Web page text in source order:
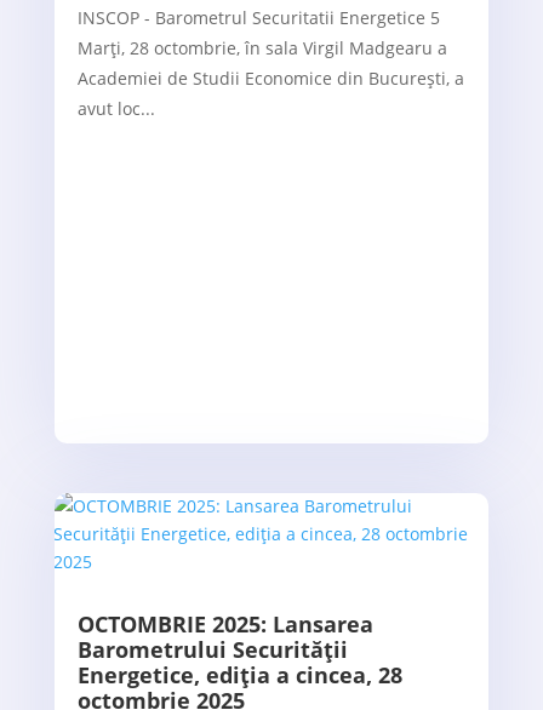
INSCOP - Barometrul Securitatii Energetice 5
Marți, 28 octombrie, în sala Virgil Madgearu a
Academiei de Studii Economice din București, a
avut loc...
OCTOMBRIE 2025: Lansarea
Barometrului Securității
Energetice, ediția a cincea, 28
octombrie 2025